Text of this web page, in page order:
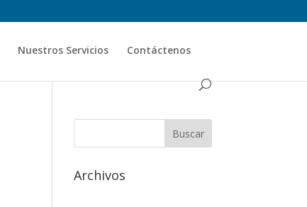
Nuestros Servicios Contáctenos
Archivos